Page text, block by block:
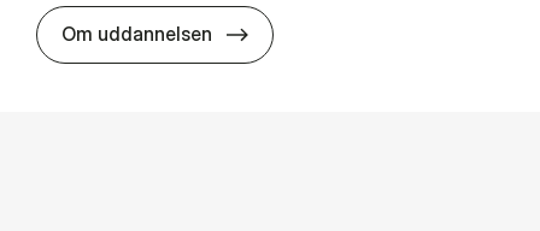
Om uddannelsen HA(jur.) - erhvervs­økonomi og